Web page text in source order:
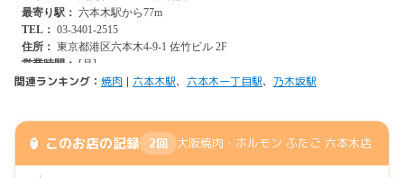
関連ランキング： 焼肉 | 六本木駅、 六本木一丁目駅、 乃木坂駅
🏮 このお店の記録 2回 大阪焼肉・ホルモン ふたご 六本木店